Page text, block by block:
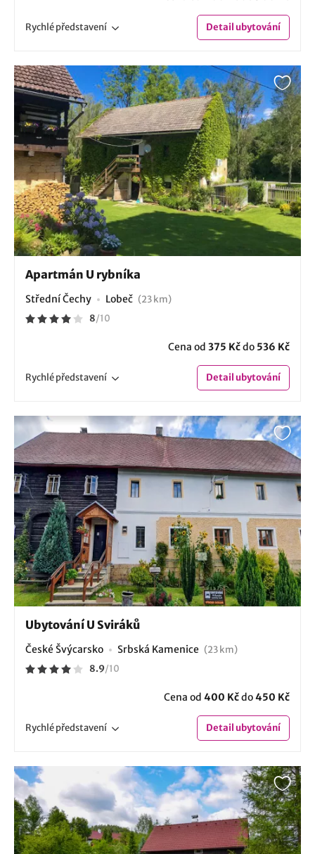
Rychlépředstavení Detailubytování
Apartmán U rybníka
Střední Čechy Lobeč (23 km)
8/10
Cena od 375 Kčdo 536 Kč
Rychlépředstavení Detailubytování
Ubytování U Sviráků
České Švýcarsko Srbská Kamenice (23 km)
8.9/10
Cena od 400 Kčdo450 Kč
Rychlépředstavení Detailubytování